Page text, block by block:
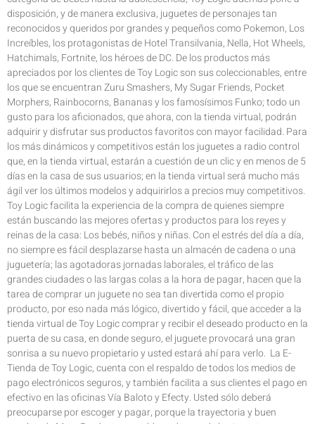
disposición, y de manera exclusiva, juguetes de personajes tan
reconocidos y queridos por grandes y pequeños como Pokemon, Los
Increíbles, los protagonistas de Hotel Transilvania, Nella, Hot Wheels,
Hatchimals, Fortnite, los héroes de DC. De los productos más
apreciados por los clientes de Toy Logic son sus coleccionables, entre
los que se encuentran Zuru Smashers, My Sugar Friends, Pocket
Morphers, Rainbocorns, Bananas y los famosísimos Funko; todo un
gusto para los aficionados, que ahora, con la tienda virtual, podrán
adquirir y disfrutar sus productos favoritos con mayor facilidad. Para
los más dinámicos y competitivos están los juguetes a radio control
que, en la tienda virtual, estarán a cuestión de un clic y en menos de 5
días en la casa de sus usuarios; en la tienda virtual será mucho más
ágil ver los últimos modelos y adquirirlos a precios muy competitivos.
Toy Logic facilita la experiencia de la compra de quienes siempre
están buscando las mejores ofertas y productos para los reyes y
reinas de la casa: Los bebés, niños y niñas. Con el estrés del día a día,
no siempre es fácil desplazarse hasta un almacén de cadena o una
juguetería; las agotadoras jornadas laborales, el tráfico de las
grandes ciudades o las largas colas a la hora de pagar, hacen que la
tarea de comprar un juguete no sea tan divertida como el propio
producto, por eso nada más lógico, divertido y fácil, que acceder a la
tienda virtual de Toy Logic comprar y recibir el deseado producto en la
puerta de su casa, en donde seguro, el juguete provocará una gran
sonrisa a su nuevo propietario y usted estará ahí para verlo. La E-
Tienda de Toy Logic, cuenta con el respaldo de todos los medios de
pago electrónicos seguros, y también facilita a sus clientes el pago en
efectivo en las oficinas Vía Baloto y Efecty. Usted sólo deberá
preocuparse por escoger y pagar, porque la trayectoria y buen